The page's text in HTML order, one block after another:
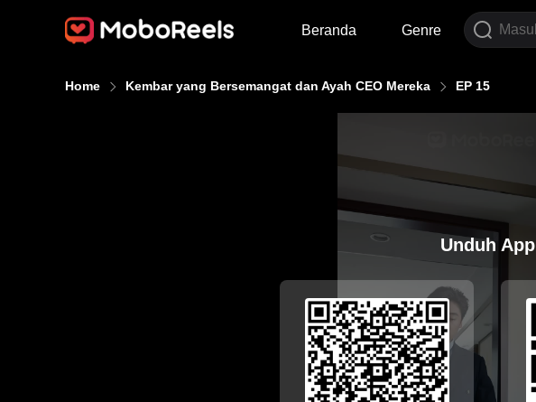
Beranda Genre
Home Kembar yang Bersemangat dan Ayah CEO Mereka EP 15
Unduh App